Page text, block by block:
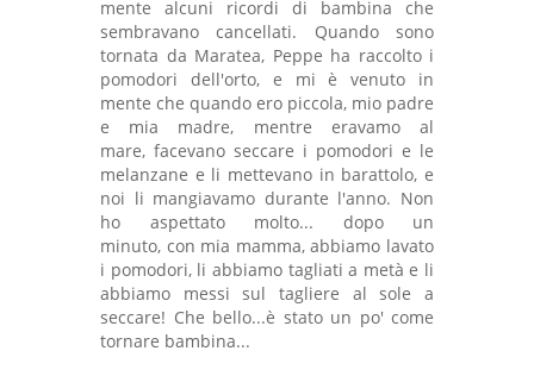
mente alcuni ricordi di bambina che
sembravano cancellati. Quando sono
tornata da Maratea, Peppe ha raccolto i
pomodori dell'orto, e mi è venuto in
mente che quando ero piccola, mio padre
e mia madre, mentre eravamo al
mare, facevano seccare i pomodori e le
melanzane e li mettevano in barattolo, e
noi li mangiavamo durante l'anno. Non
ho aspettato molto... dopo un
minuto, con mia mamma,abbiamo lavato
i pomodori, li abbiamo tagliati a metàe li
abbiamo messi sul tagliere al sole a
seccare! Che bello...è stato un po' come
tornare bambina...